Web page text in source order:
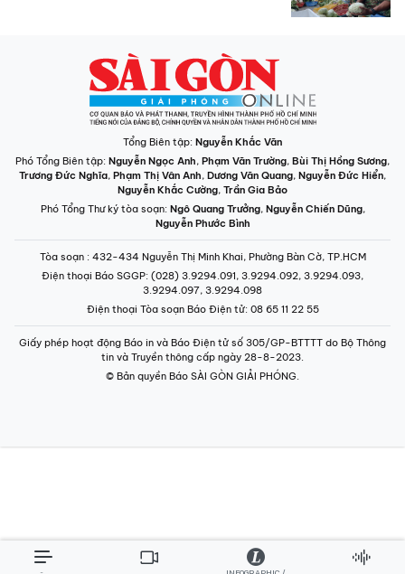
Tổng Biên tập: Nguyễn Khắc Văn
Phó Tổng Biên tập: Nguyễn Ngọc Anh, Phạm Văn Trường, Bùi Thị Hồng Sương,
Trương Đức Nghĩa, Phạm Thị Vân Anh, Dương Văn Quang, Nguyễn Đức Hiển,
Nguyễn Khắc Cường, Trần Gia Bảo
Phó Tổng Thư ký tòa soạn: Ngô Quang Trưởng, Nguyễn Chiến Dũng,
Nguyễn Phước Bình
Tòa soạn : 432-434 Nguyễn Thị Minh Khai, Phường Bàn Cờ, TP.HCM
Điện thoại Báo SGGP: (028) 3.9294.091, 3.9294.092, 3.9294.093,
3.9294.097, 3.9294.098
Điện thoại Tòa soạn Báo Điện tử: 08 65 11 22 55
Giấy phép hoạt động Báo in và Báo Điện tử số 305/GP-BTTTT do Bộ Thông
tin và Truyền thông cấp ngày 28-8-2023.
© Bản quyền Báo SÀI GÒN GIẢI PHÓNG.
INFOGRAPHIC /